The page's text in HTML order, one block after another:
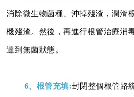
消除微生物菌種、沖掉殘渣，潤滑
機殘渣。然後，再進行根管治療消
達到無菌狀態。
6、根管充填:封閉整個根管路